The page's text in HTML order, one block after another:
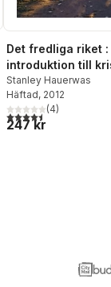
Det fredliga riket :
introduktion till
etik
Stanley Hauerwas
Häftad, 2012
4,5utav 5 stjärnor.
(4)
247 kr